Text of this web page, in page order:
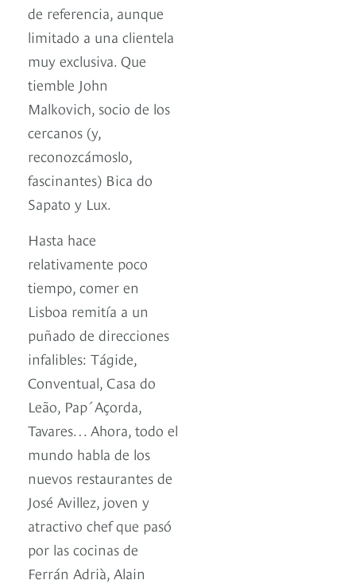
de referencia, aunque
limitado a una clientela
muy exclusiva. Que
tiemble John
Malkovich, socio de los
cercanos (y,
reconozcámoslo,
fascinantes) Bica do
Sapato y Lux.
Hasta hace
relativamente poco
tiempo, comer en
Lisboa remitía a un
puñado de direcciones
infalibles: Tágide,
Conventual, Casa do
Leão, Pap´Açorda,
Tavares… Ahora, todo el
mundo habla de los
nuevos restaurantes de
José Avillez, joven y
atractivo chef que pasó
por las cocinas de
Ferrán Adrià, Alain